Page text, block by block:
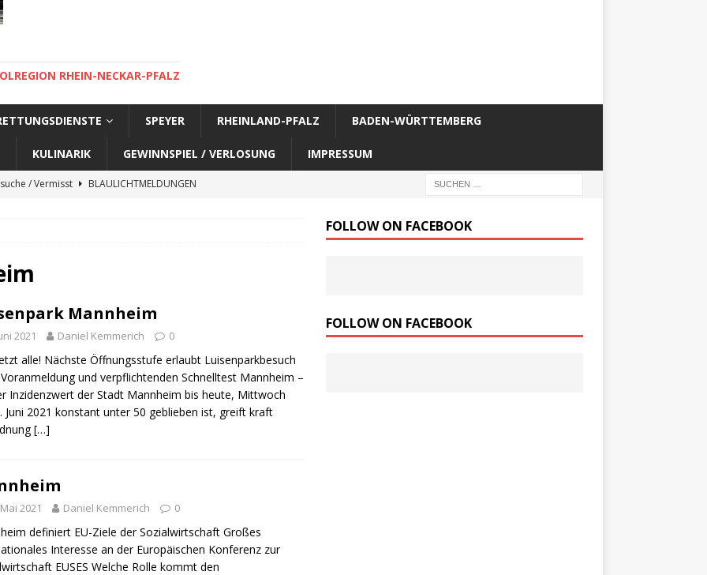
RHEIN-NECKAR-PFALZ
SPEYER RHEINLAND-PFALZ BADEN-WÜRTTEMBERG
KULINARIK GEWINNSPIEL / VERLOSUNG IMPRESSUM
/ Vermisst
BLAULICHTMELDUNGEN
/ Vermisst
/ Vermisst
/ Vermisst
BLAULICHTMELDUNGEN
/ Vermisst
BLAULICHTMELDUNGEN
Warnmeldung der Polizei
BLAULICHTMELDUNGEN
/ Öffentlichkeitsfahndung
BLAULICHTMELDUNGEN
/ Vermisste Person
– Militärischer Übungsplatz Dudenhofen / Speyer
spendet 10.000.- € an „Kinder unterm Regenbogen“
Mannheim
2021 Daniel Kemmerich 0
alle! Nächste Öffnungsstufe erlaubt Luisenparkbesuch
und verpflichtenden Schnelltest Mannheim –
Inzidenzwert der Stadt Mannheim bis heute, Mittwoch
Juni 2021 konstant unter 50 geblieben ist, greift kraft
[…]
2021 Daniel Kemmerich 0
definiert EU-Ziele der Sozialwirtschaft Großes
Interesse an der Europäischen Konferenz zur
EUSES Welche Rolle kommt den
FOLLOW ON FACEBOOK
FOLLOW ON FACEBOOK